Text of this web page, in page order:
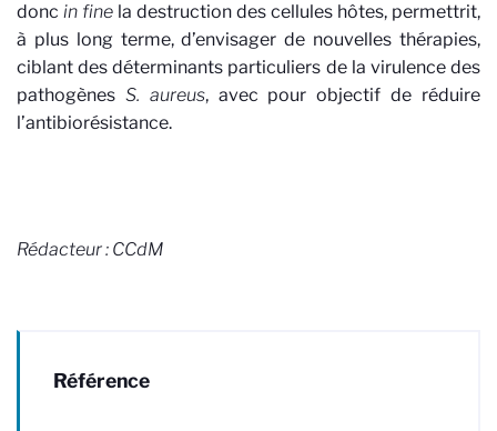
donc in fine la destruction des cellules hôtes, permettrit,
à plus long terme, d’envisager de nouvelles thérapies,
ciblant des déterminants particuliers de la virulence des
pathogènes S. aureus, avec pour objectif de réduire
l’antibiorésistance.
Rédacteur : CCdM
Référence